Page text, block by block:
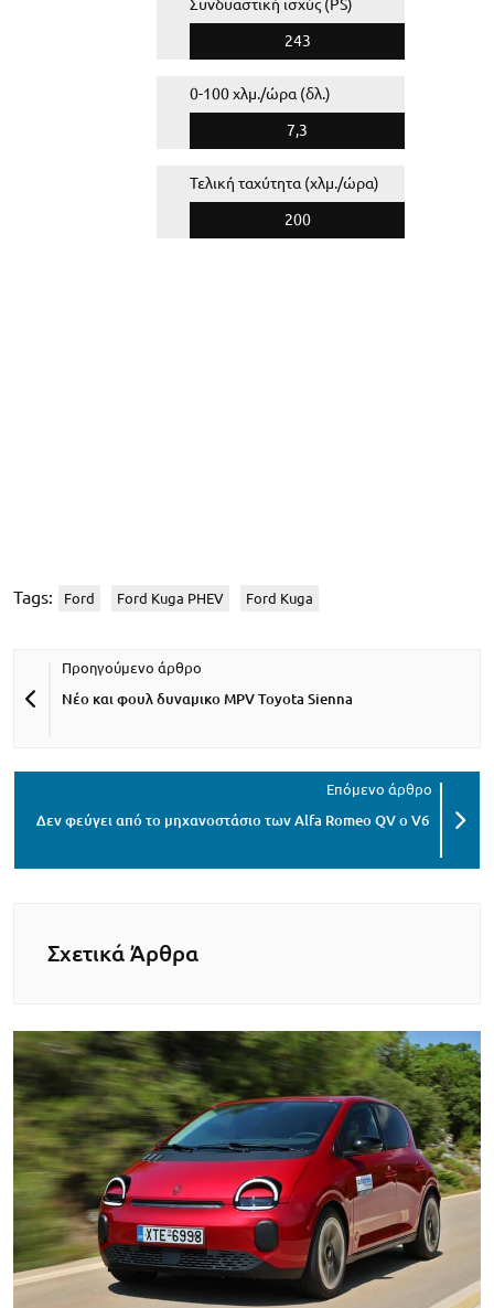
Συνδυαστική ισχύς (PS)
243
0-100 χλμ./ώρα (δλ.)
7,3
Τελική ταχύτητα (χλμ./ώρα)
200
Tags: Ford Ford Kuga PHEV Ford Kuga
Νέο και φουλ δυναμικο MPV Toyota Sienna
Δεν φεύγει από το μηχανοστάσιο των Alfa Romeo QV ο V6
Σχετικά Άρθρα